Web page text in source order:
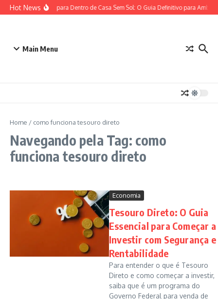
Ir para o conteúdo
Hot NewsPlantas para Dentro de Casa Sem Sol: O Guia Definitivo para
Main Menu
Home / como funciona tesouro direto
Navegando pela Tag: como
funciona tesouro direto
Economia
Tesouro Direto: O Guia
Essencial para Começar a
Investir com Segurança e
Rentabilidade
Para entender o que é Tesouro
Direto e como começar a investir,
saiba que é um programa do
Governo Federal para venda de